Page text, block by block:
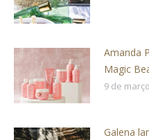
Amanda
Magic
9 de
Galena